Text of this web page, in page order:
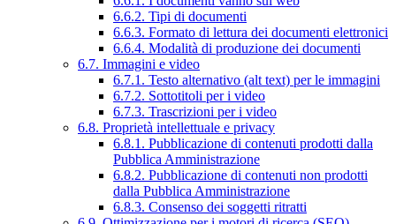
6.6.2. Tipi di documenti
6.6.3. Formato di lettura dei documenti elettronici
6.6.4. Modalità di produzione dei documenti
6.7. Immagini e video
6.7.1. Testo alternativo (alt text) per le immagini
6.7.2. Sottotitoli per i video
6.7.3. Trascrizioni per i video
6.8. Proprietà intellettuale e privacy
6.8.1. Pubblicazione di contenuti prodotti dalla
Pubblica Amministrazione
6.8.2. Pubblicazione di contenuti non prodotti
dalla Pubblica Amministrazione
6.8.3. Consenso dei soggetti ritratti